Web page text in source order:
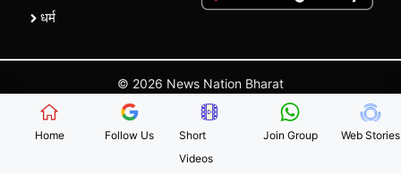
धर्म
© 2026 News Nation Bharat
| |Contact Us |Policies Terms and Conditions
Home Follow Us
Short
Videos
Join Group Web Stories